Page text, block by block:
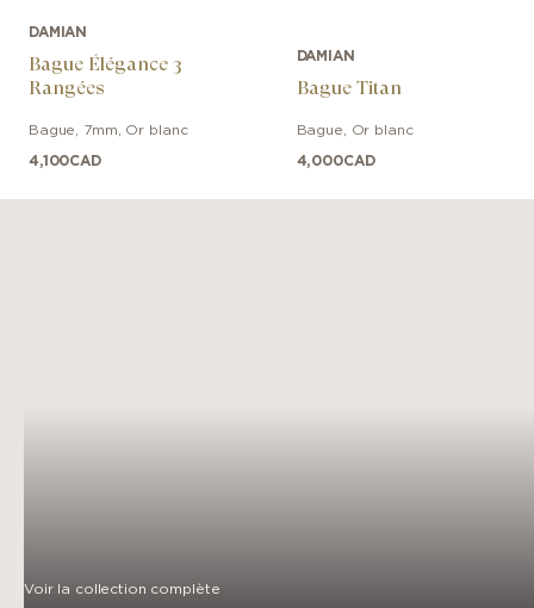
DAMIAN
Bague Élégance 3
Rangées
Bague 7mm Or blanc
4,100CAD
DAMIAN
Bague Titan
Bague Or blanc
4,000CAD
Voir la collection complète